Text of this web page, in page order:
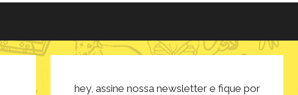
hey, assine nossa newsletter e fique por